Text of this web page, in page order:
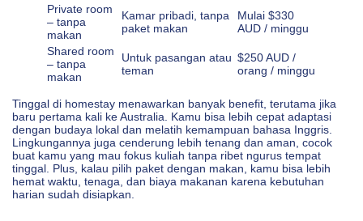
Private room
– tanpa
makan
Kamar pribadi, tanpa
paket makan
Mulai $330
AUD / minggu
Shared room
– tanpa
makan
Untuk pasangan atau
teman
$250 AUD /
orang / minggu
Tinggal di homestay menawarkan banyak benefit, terutama jika
baru pertama kali ke Australia. Kamu bisa lebih cepat adaptasi
dengan budaya lokal dan melatih kemampuan bahasa Inggris.
Lingkungannya juga cenderung lebih tenang dan aman, cocok
buat kamu yang mau fokus kuliah tanpa ribet ngurus tempat
tinggal. Plus, kalau pilih paket dengan makan, kamu bisa lebih
hemat waktu, tenaga, dan biaya makanan karena kebutuhan
harian sudah disiapkan.